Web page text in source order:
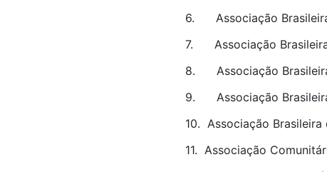
6. Associação
7. Associação Brasileira
8. Associação Brasileira
9. Associação Brasileira
10. Associação Brasileira
11. Associação